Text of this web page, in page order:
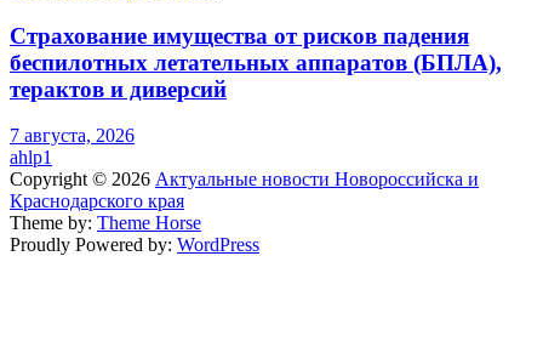
Страхование имущества от рисков падения
беспилотных летательных аппаратов (БПЛА),
терактов и диверсий
7 августа, 2026
ahlp1
Copyright © 2026 Актуальные новости Новороссийска и
Краснодарского края
Theme by: Theme Horse
Proudly Powered by: WordPress